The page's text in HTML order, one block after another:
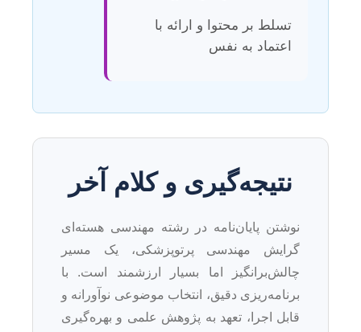
تسلط بر محتوا و ارائه با
اعتماد به نفس
نتیجه‌گیری و کلام آخر
نوشتن پایان‌نامه در رشته مهندسی هسته‌ای
گرایش مهندسی پرتوپزشکی، یک مسیر
چالش‌برانگیز اما بسیار ارزشمند است. با
برنامه‌ریزی دقیق، انتخاب موضوعی نوآورانه و
قابل اجرا، تعهد به پژوهش علمی و بهره‌گیری